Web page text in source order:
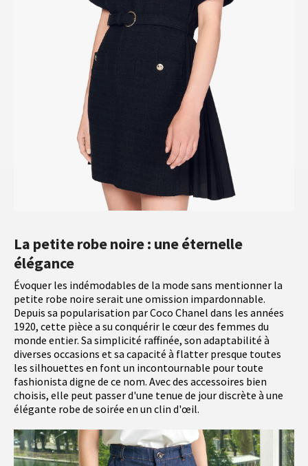
La petite robe noire : une éternelle
élégance
Évoquer les indémodables de la mode sans mentionner la
petite robe noire serait une omission impardonnable.
Depuis sa popularisation par Coco Chanel dans les années
1920, cette pièce a su conquérir le cœur des femmes du
monde entier. Sa simplicité raffinée, son adaptabilité à
diverses occasions et sa capacité à flatter presque toutes
les silhouettes en font un incontournable pour toute
fashionista digne de ce nom. Avec des accessoires bien
choisis, elle peut passer d'une tenue de jour discrète à une
élégante robe de soirée en un clin d'œil.